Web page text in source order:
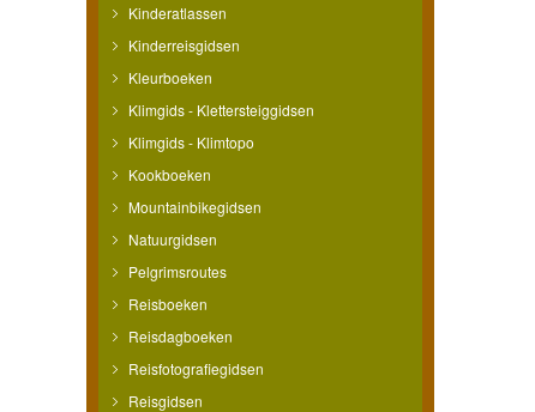
Kinderatlassen
Kinderreisgidsen
Kleurboeken
Klimgids - Klettersteiggidsen
Klimgids - Klimtopo
Kookboeken
Mountainbikegidsen
Natuurgidsen
Pelgrimsroutes
Reisboeken
Reisdagboeken
Reisfotografiegidsen
Reisgidsen